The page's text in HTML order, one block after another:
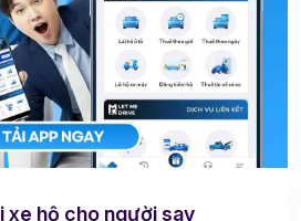
xe hộ cho người say